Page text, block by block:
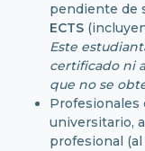
pendiente de
ECTS
Este
certificado ni
que no se
Profesionales
universitario,
profesional